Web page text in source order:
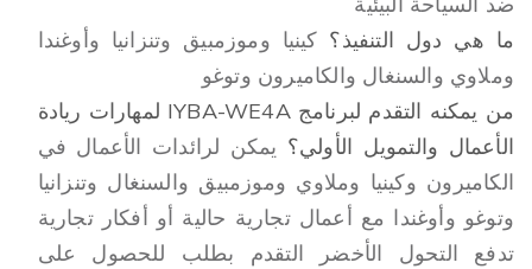
ما هي دول التنفيذ؟ كينيا وموزمبيق وتنزانيا وأوغندا
وملاوي والسنغال والكاميرون وتوغو
من يمكنه التقدم لبرنامج IYBA-WE4A لمهارات ريادة
الأعمال والتمويل الأولي؟ يمكن لرائدات الأعمال في
الكاميرون وكينيا وملاوي وموزمبيق والسنغال وتنزانيا
وتوغو وأوغندا مع أعمال تجارية حالية أو أفكار تجارية
تدفع التحول الأخضر التقدم بطلب للحصول على